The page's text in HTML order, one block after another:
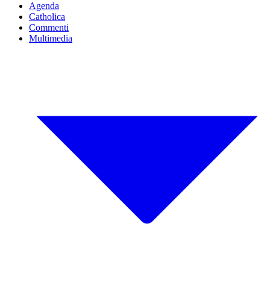
Agenda
Catholica
Commenti
Multimedia